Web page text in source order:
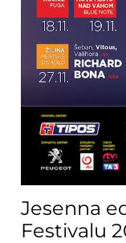
Jesenna
Festivalu